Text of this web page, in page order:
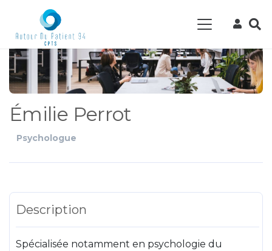
Émilie Perrot
Psychologue
Description
Spécialisée notamment en psychologie du